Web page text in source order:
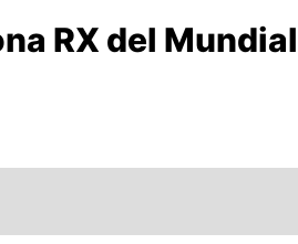
RX del